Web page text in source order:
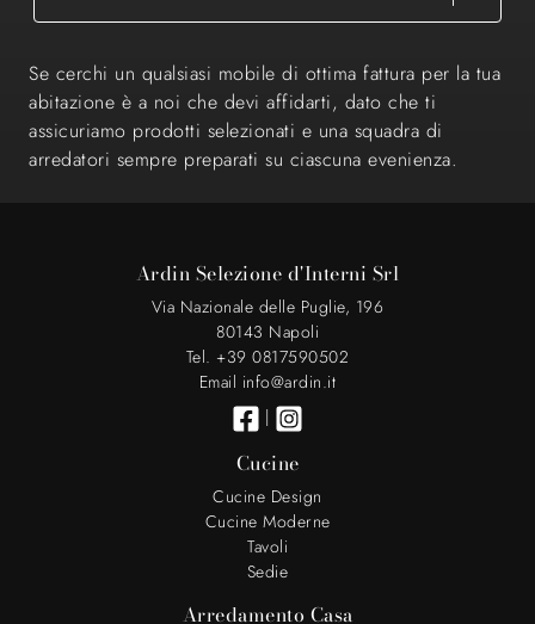
Se cerchi un qualsiasi mobile di ottima fattura per la tua
abitazione è a noi che devi affidarti, dato che ti
assicuriamo prodotti selezionati e una squadra di
arredatori sempre preparati su ciascuna evenienza.
Ardin Selezione d'Interni Srl
Via Nazionale delle Puglie, 196
80143 Napoli
Tel. +39 0817590502
Email info@ardin.it
|
Cucine
Cucine Design
Cucine Moderne
Tavoli
Sedie
Arredamento Casa